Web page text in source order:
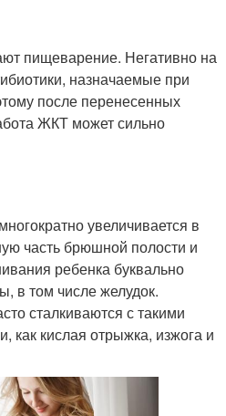
пищеварение. Негативно на
назначаемые при
после перенесенных
ЖКТ может сильно
увеличивается в
часть брюшной полости и
ребенка буквально
в том числе желудок.
сталкиваются с такими
как кислая отрыжка, изжога и